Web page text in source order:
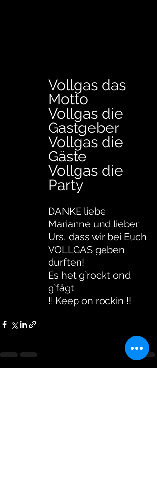
Vollgas das
Motto
Vollgas die
Gastgeber
Vollgas die
Gäste
Vollgas die
Party
DANKE liebe
Marianne und lieber
Urs, dass wir bei Euch
VOLLGAS geben
durften!
Es het g`rockt ond
g`fägt
!! Keep on rockin !!